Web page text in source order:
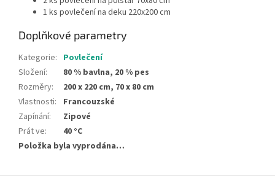
1 ks povlečení na deku 220x200 cm
Doplňkové parametry
Kategorie: Povlečení
Složení:
80 % bavlna, 20 % pes
Rozměry:
200 x 220 cm, 70 x 80 cm
Vlastnosti:
Francouzské
Zapínání:
Zipové
Prát ve:
40 °C
Položka byla vyprodána…